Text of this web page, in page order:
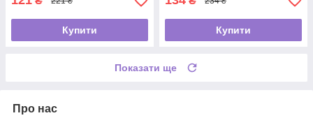
Купити Купити
Показати ще
Про нас